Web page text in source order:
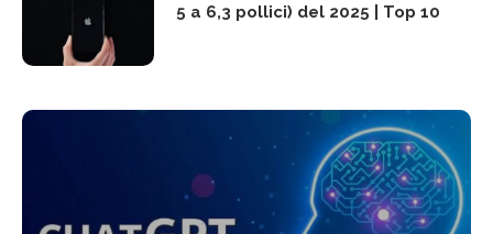
5 a 6,3 pollici) del 2025 | Top 10